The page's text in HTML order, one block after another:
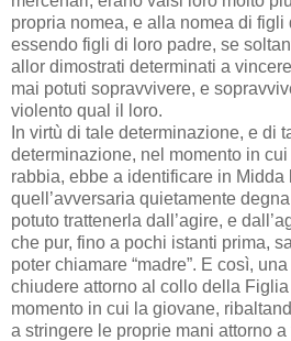
propria nomea, e alla nomea di figli
essendo figli di loro padre, se
allor dimostrati determinati a
mai potuti sopravvivere, e
violento qual il loro.
In virtù di tale determinazione, e di
determinazione, nel momento in
rabbia, ebbe a identificare in
quell’avversaria quietamente
potuto trattenerla dall’agire, e
che pur, fino a pochi istanti prima,
poter chiamare “madre”. E così,
chiudere attorno al collo della Figlia
momento in cui la giovane,
a stringere le proprie mani attorno